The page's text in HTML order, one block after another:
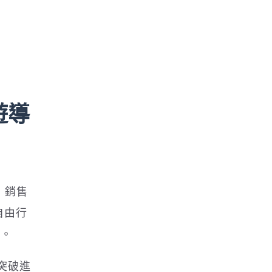
導
銷售
由行
破進